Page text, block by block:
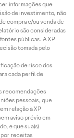
informações que
de investimento, não
compra e/ou venda de
são consideradas
públicas. A XP
tomada pelo
de risco dos
cada perfil de
recomendações
pessoais, que
relação à XP
aviso prévio em
e que sua(s)
por receitas